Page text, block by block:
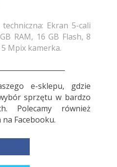
Ekran 5-cali
RAM, 16 GB Flash, 8
Mpix kamerka.
e-sklepu, gdzie
sprzętu w bardzo
Polecamy również
na Facebooku.